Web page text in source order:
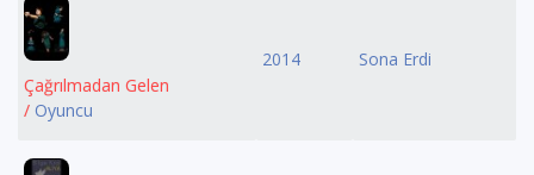
Çağrılmadan Gelen
/ Oyuncu
2014 Sona Erdi